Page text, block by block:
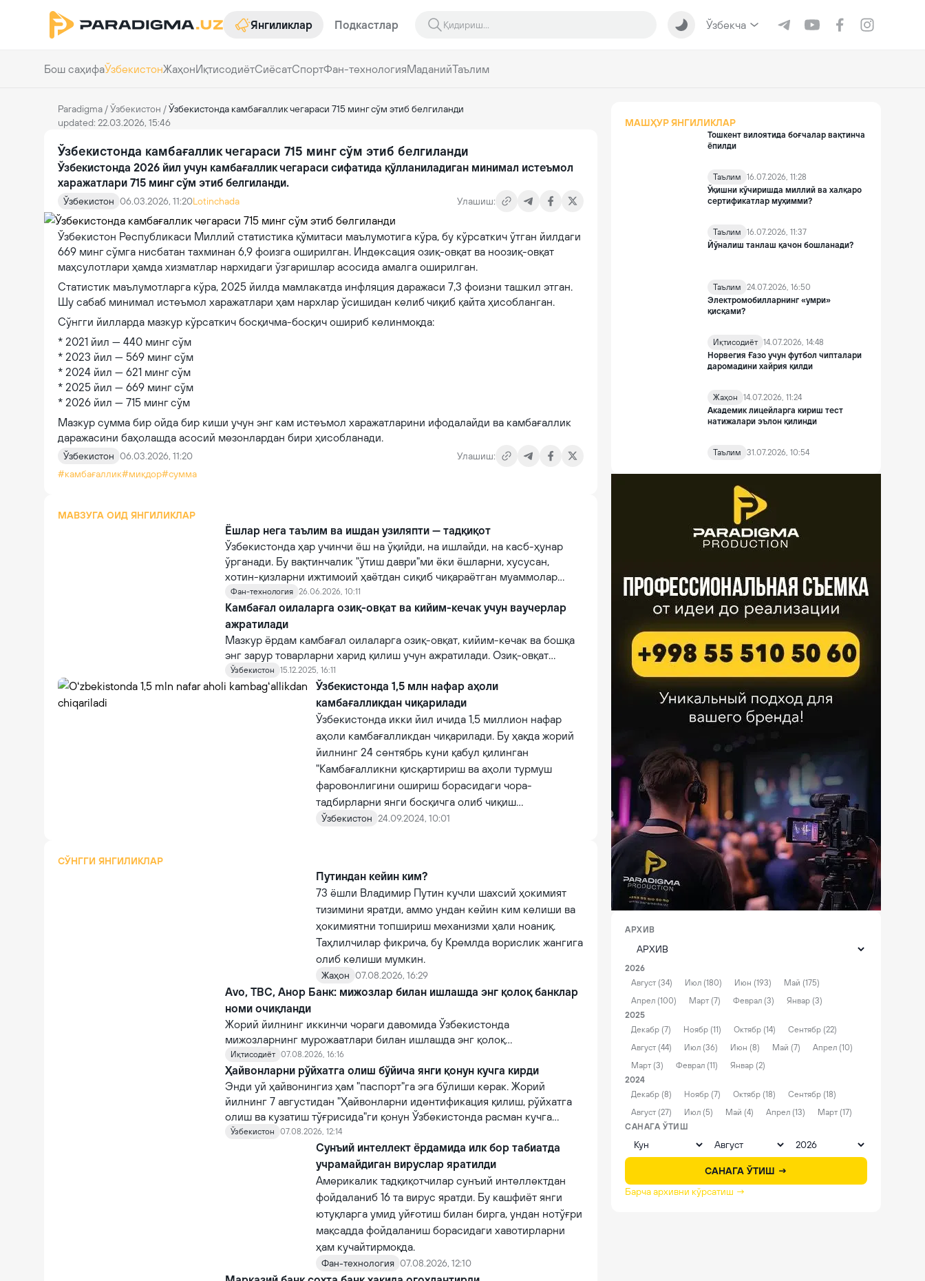
Янгиликлар Подкастлар Ўзбекча
Бош саҳифаЎзбекистонЖаҳонИқтисодиётСиёсатСпортФан-технологияМаданийТаълим
Paradigma /Ўзбекистон /Ўзбекистонда камбағаллик чегараси 715 минг сўм этиб белгиланди
updated: 22.03.2026, 15:46
Ўзбекистонда камбағаллик чегараси 715 минг сўм этиб белгиланди
Ўзбекистонда 2026 йил учун камбағаллик чегараси сифатида қўлланиладиган минимал истеъмол
харажатлари 715 минг сўм этиб белгиланди.
Ўзбекистон 06.03.2026, 11:20Lotinchada Улашиш:
Ўзбекистон Республикаси Миллий статистика қўмитаси маълумотига кўра, бу кўрсаткич ўтган йилдаги
669 минг сўмга нисбатан тахминан 6,9 фоизга оширилган. Индексация озиқ-овқат ва ноозиқ-овқат
маҳсулотлари ҳамда хизматлар нархидаги ўзгаришлар асосида амалга оширилган.
Статистик маълумотларга кўра, 2025 йилда мамлакатда инфляция даражаси 7,3 фоизни ташкил этган.
Шу сабаб минимал истеъмол харажатлари ҳам нархлар ўсишидан келиб чиқиб қайта ҳисобланган.
Сўнгги йилларда мазкур кўрсаткич босқичма-босқич ошириб келинмоқда:
* 2021 йил — 440 минг сўм
* 2023 йил — 569 минг сўм
* 2024 йил — 621 минг сўм
* 2025 йил — 669 минг сўм
* 2026 йил — 715 минг сўм
Мазкур сумма бир ойда бир киши учун энг кам истеъмол харажатларини ифодалайди ва камбағаллик
даражасини баҳолашда асосий мезонлардан бири ҳисобланади.
Ўзбекистон 06.03.2026, 11:20
Улашиш:
#камбағаллик#миқдор#сумма
МАВЗУГА ОИД ЯНГИЛИКЛАР
Ёшлар нега таълим ва ишдан узиляпти — тадқиқот
Ўзбекистонда ҳар учинчи ёш на ўқийди, на ишлайди, на касб-ҳунар
ўрганади. Бу вақтинчалик "ўтиш даври"ми ёки ёшларни, хусусан,
хотин-қизларни ижтимоий ҳаётдан сиқиб чиқараётган муаммолар
мавжудми?
Фан-технология 26.06.2026, 10:11
Камбағал оилаларга озиқ-овқат ва кийим-кечак учун ваучерлар
ажратилади
Мазкур ёрдам камбағал оилаларга озиқ-овқат, кийим-кечак ва бошқа
энг зарур товарларни харид қилиш учун ажратилади. Озиқ-овқат
маҳсулотлари учун ҳар чоракда бир марта БҲМнинг 1 баравари,
кийим-кечак ва бошқа зарур товарлар учун эса йилда икки марта
БҲМнинг 5 баравари миқдорида моддий ёрдам кўрсатилади.
Ўзбекистон 15.12.2025, 16:11
Ўзбекистонда 1,5 млн нафар аҳоли
камбағалликдан чиқарилади
Ўзбекистонда икки йил ичида 1,5 миллион нафар
аҳоли камбағалликдан чиқарилади. Бу ҳақда жорий
йилнинг 24 сентябрь куни қабул қилинган
"Камбағалликни қисқартириш ва аҳоли турмуш
фаровонлигини ошириш борасидаги чора-
тадбирларни янги босқичга олиб чиқиш
тўғрисида"ги Президент Фармонида маълум
Ўзбекистон 24.09.2024, 10:01
СЎНГГИ ЯНГИЛИКЛАР
Путиндан кейин ким?
73 ёшли Владимир Путин кучли шахсий ҳокимият
тизимини яратди, аммо ундан кейин ким келиши ва
ҳокимиятни топшириш механизми ҳали ноаниқ.
Таҳлилчилар фикрича, бу Кремлда ворислик жангига
олиб келиши мумкин.
Жаҳон 07.08.2026, 16:29
Avo, TBC, Анор Банк: мижозлар билан ишлашда энг қолоқ банклар
номи очиқланди
Жорий йилнинг иккинчи чораги давомида Ўзбекистонда
мижозларнинг мурожаатлари билан ишлашда энг қолоқ
кўрсаткичларга эга 10 та тижорий банклар рўйхати очиқланган.
Иқтисодиёт 07.08.2026, 16:16
Ҳайвонларни рўйхатга олиш бўйича янги қонун кучга кирди
Энди уй ҳайвонингиз ҳам "паспорт"га эга бўлиши керак. Жорий
йилнинг 7 августидан "Ҳайвонларни идентификация қилиш, рўйхатга
олиш ва кузатиш тўғрисида"ги қонун Ўзбекистонда расман кучга
кирди.
Ўзбекистон 07.08.2026, 12:14
Сунъий интеллект ёрдамида илк бор табиатда
учрамайдиган вируслар яратилди
Америкалик тадқиқотчилар сунъий интеллектдан
фойдаланиб 16 та вирус яратди. Бу кашфиёт янги
ютуқларга умид уйғотиш билан бирга, ундан нотўғри
мақсадда фойдаланиш борасидаги хавотирларни
ҳам кучайтирмоқда.
Фан-технология 07.08.2026, 12:10
МАШҲУР ЯНГИЛИКЛАР
Тошкент вилоятида боғчалар вақтинча
ёпилди
Таълим
16.07.2026, 11:28
Ўқишни кўчиришда миллий ва халқаро
сертификатлар муҳимми?
Таълим
16.07.2026, 11:37
Йўналиш танлаш қачон бошланади?
Таълим
24.07.2026, 16:50
Электромобилларнинг «умри»
қисқами?
Иқтисодиёт 14.07.2026, 14:48
Норвегия Ғазо учун футбол чипталари
даромадини хайрия қилди
Жаҳон
14.07.2026, 11:24
Академик лицейларга кириш тест
натижалари эълон қилинди
Таълим 31.07.2026, 10:54
АРХИВ
2026
Август (34)
Июл (180) Июн (193)
Май (175)
Апрел (100)
Март (7) Феврал (3)
Январ (3)
2025
Декабр (7)
Ноябр (11) Октябр (14)
Сентябр (22)
Август (44)
Июл (36) Июн (8) Май (7)
Апрел (10)
Март (3)
Феврал (11)
Январ (2)
2024
Декабр (8)
Ноябр (7) Октябр (18)
Сентябр (18)
Август (27)
Июл (5) Май (4) Апрел (13)
Март (17)
САНАГА ЎТИШ
САНАГА ЎТИШ →
Барча архивни кўрсатиш →